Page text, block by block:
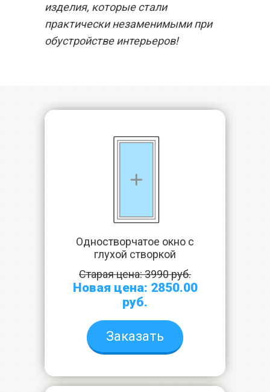
изделия, которые стали
практически незаменимыми при
обустройстве интерьеров!
Одностворчатое окно с
глухой створкой
Старая цена: 3990 руб.
Новая цена: 2850.00
руб.
Заказать